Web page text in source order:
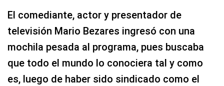
El comediante, actor y presentador de
televisión Mario Bezares ingresó con una
mochila pesada al programa, pues buscaba
que todo el mundo lo conociera tal y como
es, luego de haber sido sindicado como el